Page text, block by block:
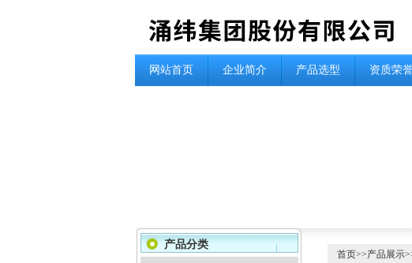
网站首页 企业简介 产品选型 资质荣
产品分类
首页>>产品展示